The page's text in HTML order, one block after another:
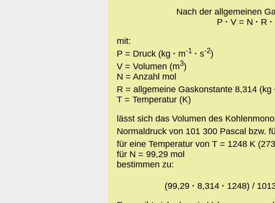
Nach der allgemeinen
P · V = N · R ·
mit:
P = Druck (kg · m-1 · s-2)
V = Volumen (m3)
N = Anzahl mol
R = allgemeine Gaskonstante 8,314 (kg
T = Temperatur (K)
lässt sich das Volumen des
Normaldruck von 101 300 Pascal bzw.
für eine Temperatur von T = 1248 K
für N = 99,29 mol
bestimmen zu:
(99,29 · 8,314 · 1248) /